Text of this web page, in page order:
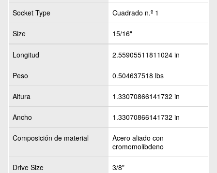
Socket Type Cuadrado n.º 1
Size 15/16"
Longitud 2.55905511811024 in
Peso 0.504637518 lbs
Altura 1.33070866141732 in
Ancho 1.33070866141732 in
Composición de material
Acero aliado con
cromomolibdeno
Drive Size 3/8"